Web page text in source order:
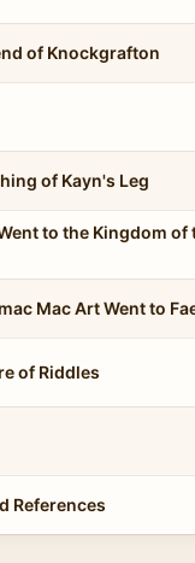
of Knockgrafton
of Kayn's Leg
to the Kingdom of
Mac Art Went to
of Riddles
References